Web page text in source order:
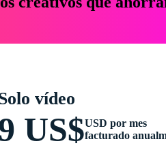
vídeo
US$USD por mes
facturado